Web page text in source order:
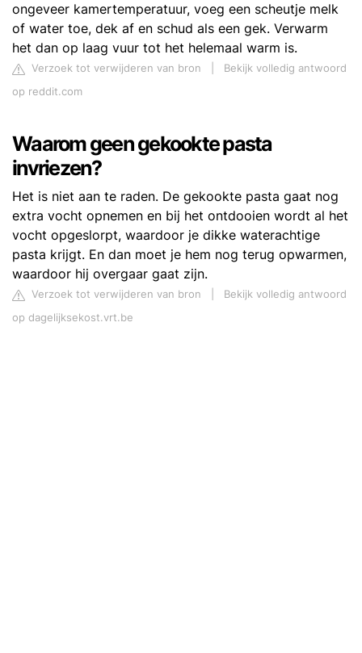
ongeveer kamertemperatuur, voeg een scheutje melk
of water toe, dek af en schud als een gek. Verwarm
het dan op laag vuur tot het helemaal warm is.
Verzoek tot verwijderen van bron
Bekijk volledig antwoord
op reddit.com
Waarom geen gekookte pasta
invriezen?
Het is niet aan te raden. De gekookte pasta gaat nog
extra vocht opnemen en bij het ontdooien wordt al het
vocht opgeslorpt, waardoor je dikke waterachtige
pasta krijgt. En dan moet je hem nog terug opwarmen,
waardoor hij overgaar gaat zijn.
Verzoek tot verwijderen van bron
Bekijk volledig antwoord
op dagelijksekost.vrt.be